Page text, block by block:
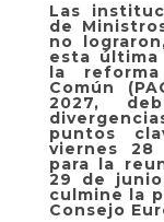
Las
de
no
esta última
la
Común
2027,
puntos
viernes 28
para la
29 de
culmine la
Consejo